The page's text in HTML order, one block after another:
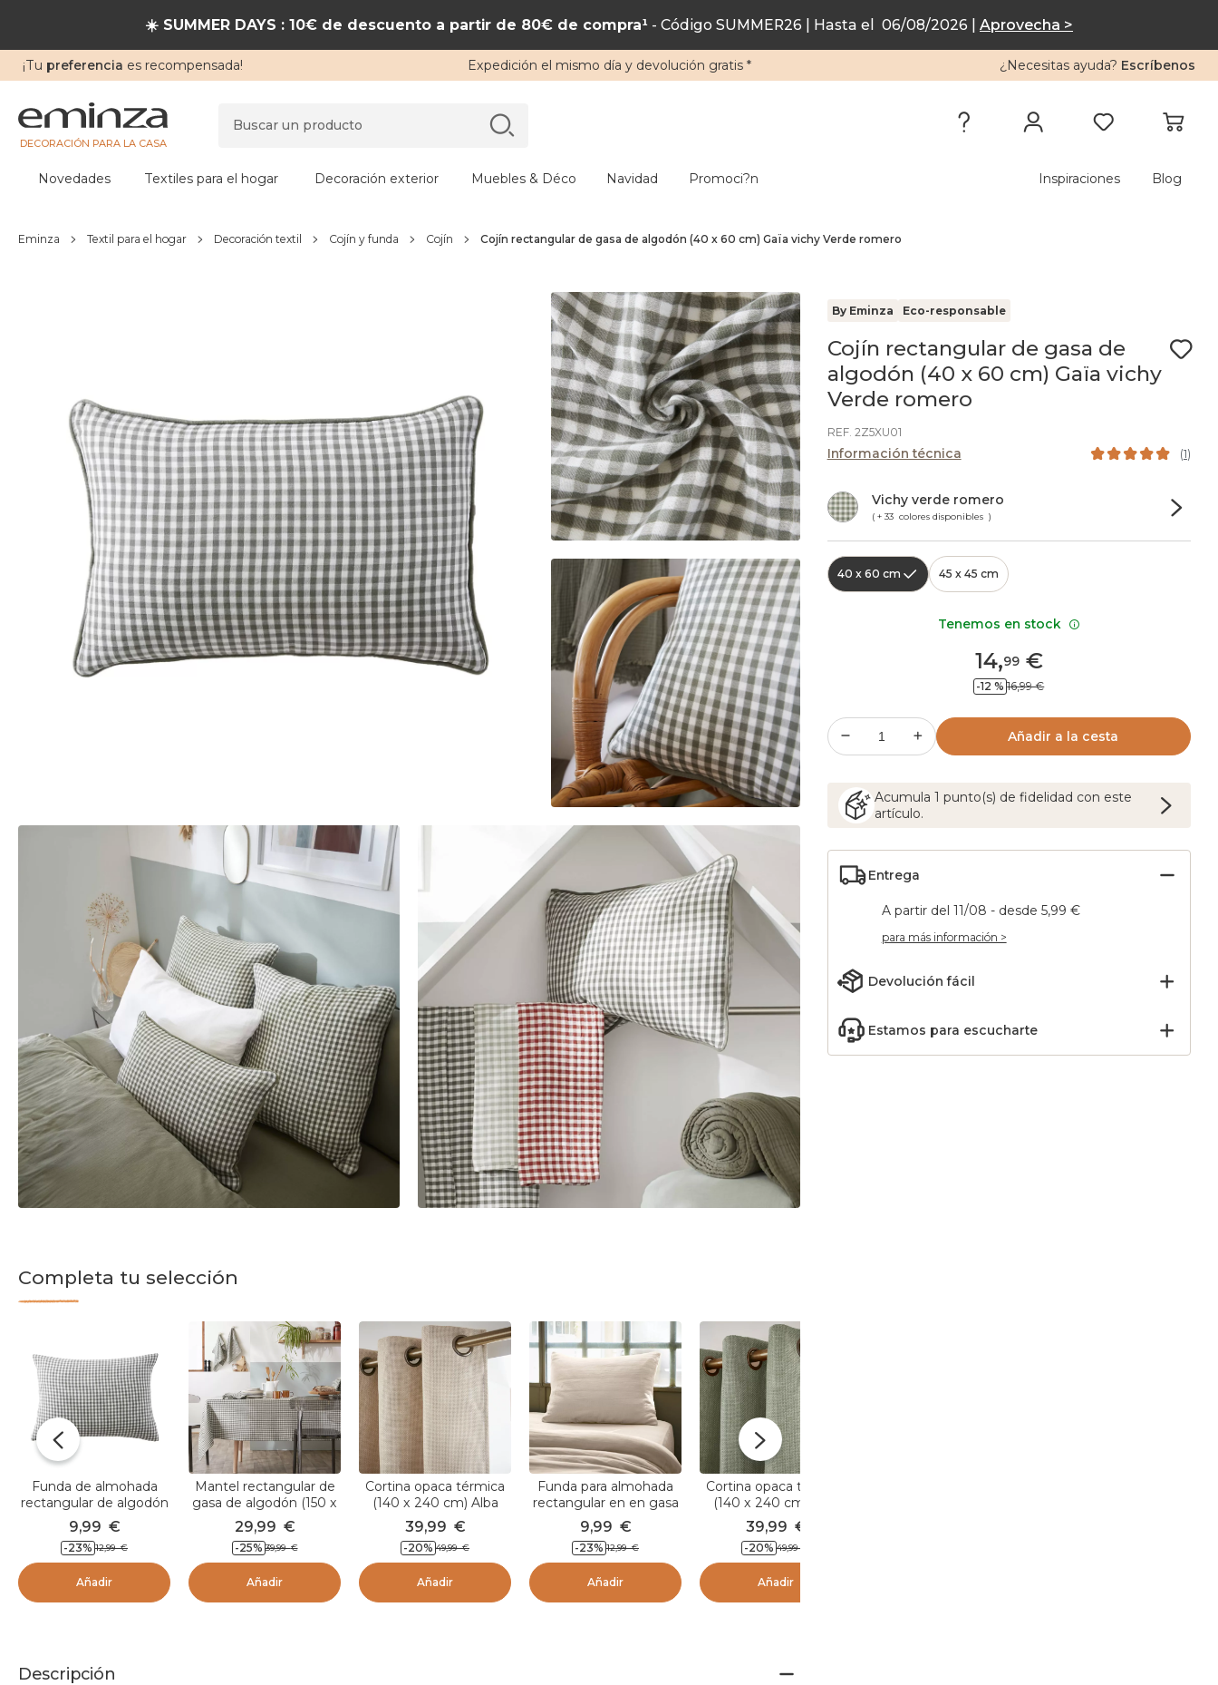
☀️ SUMMER DAYS : 10€ de descuento a partir de 80€ de compra¹ - Código SUMMER26 | Hasta el 06/08/2026 | Aprovecha >
¡Tu preferencia es recompensada! Expedición el mismo día y devolución gratis* ¿Necesitas ayuda? Escríbenos
DECORACIÓN PARA LA CASA
Novedades Textiles para el hogar Decoración exterior Muebles & Déco Navidad Promoci?n Inspiraciones Blog
Eminza Textil para el hogar Decoración textil Cojín y funda Cojín Cojín rectangular de gasa de algodón (40 x 60 cm) Gaïa vichy Verde romero
By Eminza Eco-responsable
Cojín rectangular de gasa de
algodón (40 x 60 cm) Gaïa vichy
Verde romero
REF. 2Z5XU01
Información técnica (1)
Vichy verde romero
( + 33 colores disponibles )
40 x 60 cm 45 x 45 cm
14,99€
-12 % 16,99 €
Añadir a la cesta
Acumula 1 punto(s) de fidelidad con este
artículo.
Entrega
A partir del 11/08 - desde 5,99 €
para más información >
Devolución fácil
Estamos para escucharte
Completa tu selección
Funda de almohada
rectangular de algodón
muselina (50 x 70 cm)
Gaïa vichy Verde
romero
9,99 €
-23% 12,99 €
Añadir
Mantel rectangular de
gasa de algodón (150 x
250 cm) Gaïa vichy
Verde romero
29,99 €
-25% 39,99 €
Añadir
Cortina opaca térmica
(140 x 240 cm) Alba
Beige gris
39,99 €
-20% 49,99 €
Añadir
Funda para almohada
rectangular en en gasa
de algodón (L70 cm)
Gaïa Beige pampa
9,99 €
-23% 12,99 €
Añadir
Cortina opaca térmica
(140 x 240 cm) Alba
Verde romero
39,99 €
-20% 49,99
Añadir
Descripción